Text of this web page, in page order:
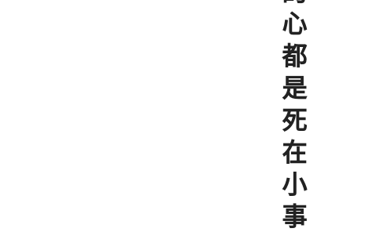
心
都
是
死
在
小
事